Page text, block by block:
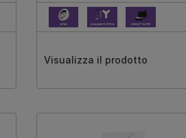
Visualizza il prodotto